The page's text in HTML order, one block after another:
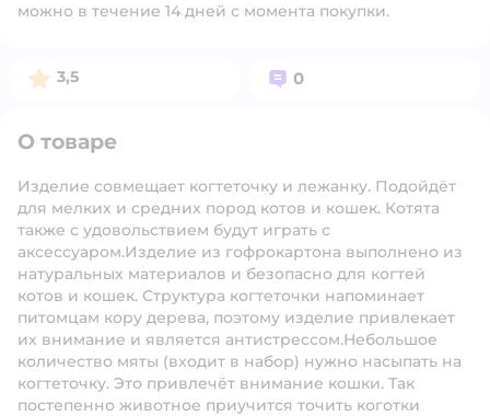
можно в течение 14 дней с момента покупки.
Рейтинг:
3,5 Вопросов:
0
О товаре
Изделие совмещает когтеточку и лежанку. Подойдёт
для мелких и средних пород котов и кошек. Котята
также с удовольствием будут играть с
аксессуаром.Изделие из гофрокартона выполнено из
натуральных материалов и безопасно для когтей
котов и кошек. Структура когтеточки напоминает
питомцам кору дерева, поэтому изделие привлекает
их внимание и является антистрессом.Небольшое
количество мяты (входит в набор) нужно насыпать на
когтеточку. Это привлечёт внимание кошки. Так
постепенно животное приучится точить коготки